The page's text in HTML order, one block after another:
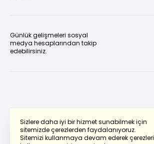
Sizlere daha iyi bir hizmet sunabilmek için
sitemizde çerezlerden faydalanıyoruz.
Sitemizi kullanmaya devam ederek çerezleri
Günlük gelişmeleri sosyal
medya hesaplarından takip
edebilirsiniz.
Powered by Translate